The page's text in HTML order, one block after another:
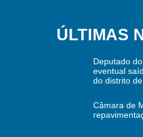
ÚLTIMAS
Deputado
eventual
do distrito
Câmara de